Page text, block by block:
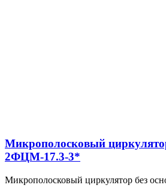
Микрополосковый
2ФЦМ-17.3-3*
Микрополосковый циркулятор без